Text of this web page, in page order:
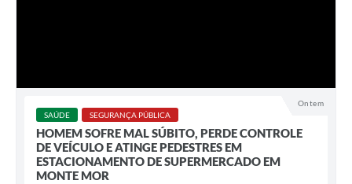
Ontem
SAÚDE
SEGURANÇA PÚBLICA
HOMEM SOFRE MAL SÚBITO, PERDE CONTROLE
DE VEÍCULO E ATINGE PEDESTRES EM
ESTACIONAMENTO DE SUPERMERCADO EM
MONTE MOR